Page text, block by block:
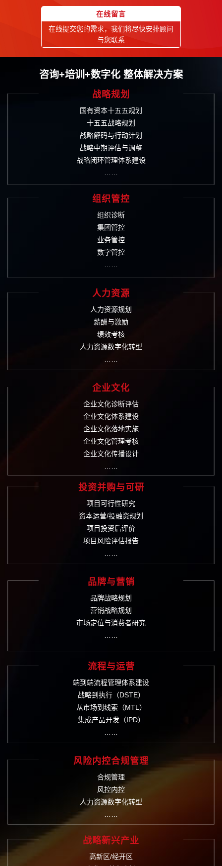
在线留言
在线提交您的需求，我们将尽快安排顾问
与您联系
咨询+培训+数字化 整体解决方案
战略规划
国有资本十五五规划
十五五战略规划
战略解码与行动计划
战略中期评估与调整
战略闭环管理体系建设
组织管控
组织诊断
集团管控
业务管控
数字管控
人力资源
人力资源规划
薪酬与激励
绩效考核
人力资源数字化转型
企业文化
企业文化诊断评估
企业文化体系建设
企业文化落地实施
企业文化管理考核
企业文化传播设计
投资并购与可研
项目可行性研究
资本运营/投融资规划
项目投资后评价
项目风险评估报告
品牌与营销
品牌战略规划
营销战略规划
市场定位与消费者研究
流程与运营
端到端流程管理体系建设
战略到执行（DSTE）
从市场到线索（MTL）
集成产品开发（IPD）
风险内控合规管理
合规管理
风控内控
人力资源数字化转型
战略新兴产业
高新区/经开区